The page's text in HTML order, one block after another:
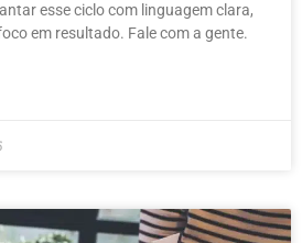
esse ciclo com linguagem clara,
em resultado. Fale com a gente.